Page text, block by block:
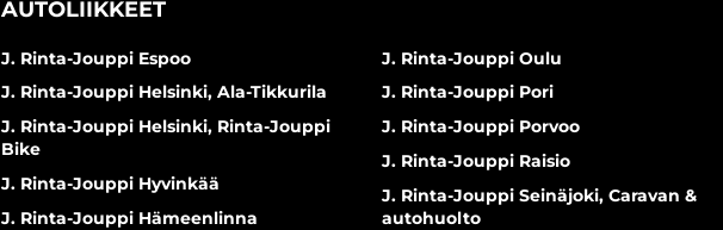
AUTOLIIKKEET
J. Rinta-Jouppi Espoo
J. Rinta-Jouppi Helsinki, Ala-Tikkurila
J. Rinta-Jouppi Helsinki, Rinta-Jouppi
Bike
J. Rinta-Jouppi Hyvinkää
J. Rinta-Jouppi Hämeenlinna
J. Rinta-Jouppi Oulu
J. Rinta-Jouppi Pori
J. Rinta-Jouppi Porvoo
J. Rinta-Jouppi Raisio
J. Rinta-Jouppi Seinäjoki, Caravan &
autohuolto